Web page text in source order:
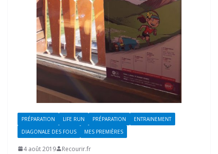
PRÉPARATION LIFE RUN PRÉPARATION
ENTRAINEMENT
DIAGONALE DES FOUS
MES PREMIÈRES
4 août 2019 Recourir.fr